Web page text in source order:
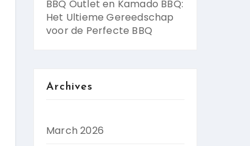
BBQ Outlet en Kamado BBQ:
Het Ultieme Gereedschap
voor de Perfecte BBQ
Archives
March 2026